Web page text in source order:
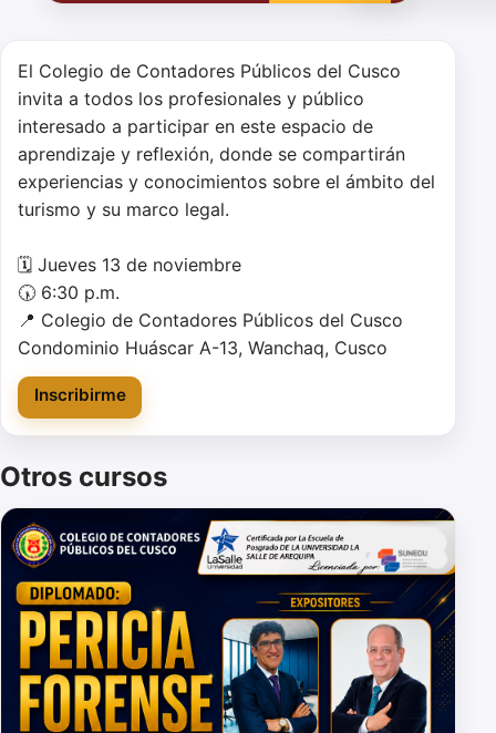
El Colegio de Contadores Públicos del Cusco
invita a todos los profesionales y público
interesado a participar en este espacio de
aprendizaje y reflexión, donde se compartirán
experiencias y conocimientos sobre el ámbito del
turismo y su marco legal.
🗓 Jueves 13 de noviembre
🕠 6:30 p.m.
📍 Colegio de Contadores Públicos del Cusco
Condominio Huáscar A-13, Wanchaq, Cusco
Inscribirme
Otros cursos